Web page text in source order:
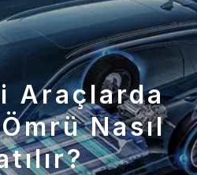
Araçlarda
Nasıl